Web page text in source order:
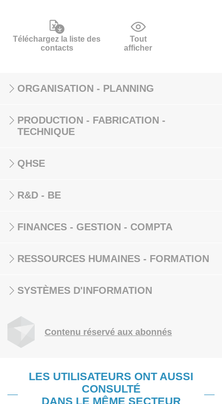
Téléchargez la liste des
contacts
Tout
afficher
ORGANISATION - PLANNING
PRODUCTION - FABRICATION -
TECHNIQUE
QHSE
R&D - BE
FINANCES - GESTION - COMPTA
RESSOURCES HUMAINES - FORMATION
SYSTÈMES D'INFORMATION
Contenu réservé aux abonnés
LES UTILISATEURS ONT AUSSI
CONSULTÉ
DANS LE MÊME SECTEUR